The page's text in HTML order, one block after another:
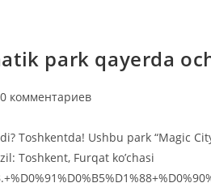
park qayerda
0 комментариев
Toshkentda! Ushbu park “Magic
Toshkent, Furqat ko’chasi